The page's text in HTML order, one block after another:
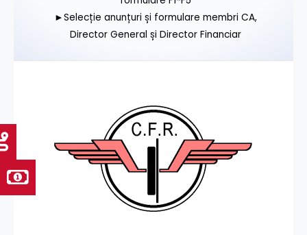
►Selecție anunțuri și formulare membri CA,
Director General și Director Financiar